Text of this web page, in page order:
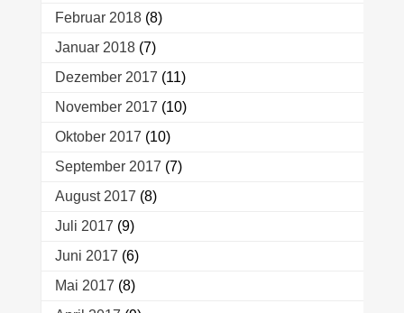
Februar 2018(8)
Januar 2018(7)
Dezember 2017 (11)
November 2017 (10)
Oktober 2017 (10)
September 2017 (7)
August 2017 (8)
Juli 2017 (9)
Juni 2017 (6)
Mai 2017 (8)